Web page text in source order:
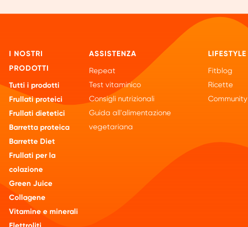
I NOSTRI
PRODOTTI
Tutti i prodotti
Frullati proteici
Frullati dietetici
Barretta proteica
Barrette Diet
Frullati per la
colazione
Green Juice
Collagene
Vitamine e minerali
ASSISTENZA
Repeat
Test vitaminico
Consigli nutrizionali
Guida all'alimentazione
vegetariana
LIFESTYLE
Fitblog
Ricette
Community